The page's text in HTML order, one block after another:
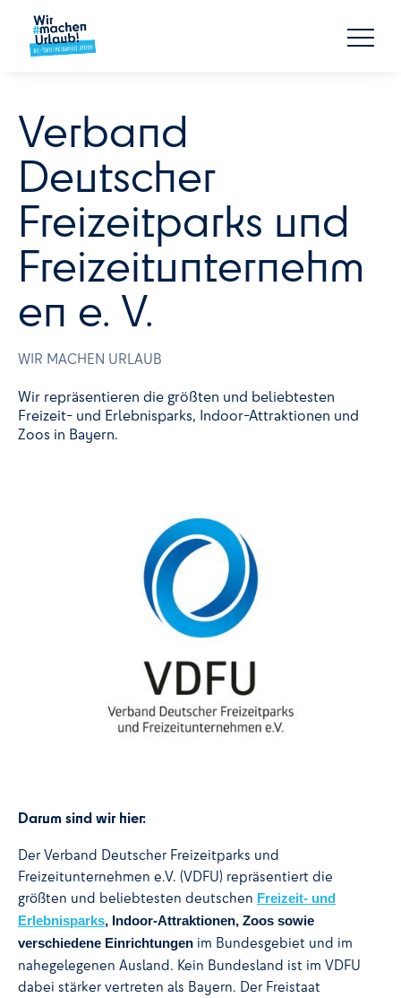
Verband
Deutscher
Freizeitparks und
Freizeitunternehm
en e. V.
WIR MACHEN URLAUB
Wir repräsentieren die größten und beliebtesten
Freizeit- und Erlebnisparks, Indoor-Attraktionen und
Zoos in Bayern.
Darum sind wir hier:
Der Verband Deutscher Freizeitparks und
Freizeitunternehmen e.V. (VDFU) repräsentiert die
größten und beliebtesten deutschen Freizeit- und
Erlebnisparks, Indoor-Attraktionen, Zoos sowie
verschiedene Einrichtungen im Bundesgebiet und im
nahegelegenen Ausland. Kein Bundesland ist im VDFU
dabei stärker vertreten als Bayern. Der Freistaat